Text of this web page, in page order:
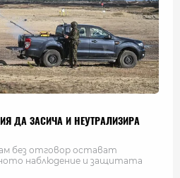
ДА ЗАСИЧА И НЕУТРАЛИЗИРА
без отговор остават
наблюдение и защитата